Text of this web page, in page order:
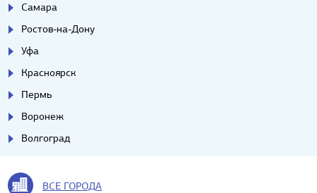
Самара
Ростов-на-Дону
Уфа
Красноярск
Пермь
Воронеж
Волгоград
ВСЕ ГОРОДА